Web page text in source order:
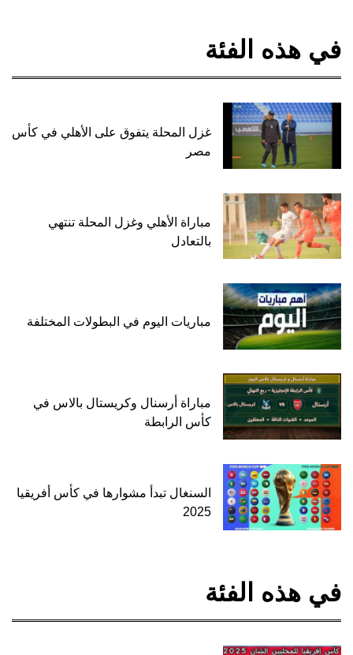
في هذه الفئة
غزل المحلة يتفوق على الأهلي في كأس
مصر
مباراة الأهلي وغزل المحلة تنتهي
بالتعادل
مباريات اليوم في البطولات المختلفة
مباراة أرسنال وكريستال بالاس في
كأس الرابطة
السنغال تبدأ مشوارها في كأس أفريقيا
2025
في هذه الفئة